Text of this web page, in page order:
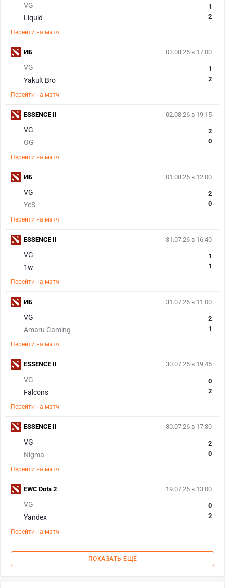
VG
Liquid
1
2
Перейти на матч
03.08.26 в 17:00
VG
Yakult Bro
1
2
Перейти на матч
ИБ
02.08.26 в 19:15
VG
OG
2
0
Перейти на матч
ESSENCE II
01.08.26 в 12:00
VG
YeS
2
0
Перейти на матч
ИБ
31.07.26 в 16:40
VG
1w
1
1
Перейти на матч
ESSENCE II
31.07.26 в 11:00
VG
Amaru Gaming
2
1
Перейти на матч
ИБ
30.07.26 в 19:45
VG
Falcons
0
2
Перейти на матч
ESSENCE II
30.07.26 в 17:30
VG
Nigma
2
0
Перейти на матч
ESSENCE II
19.07.26 в 13:00
VG
Yandex
0
2
Перейти на матч
EWC Dota 2
ПОКАЗАТЬ ЕЩЕ